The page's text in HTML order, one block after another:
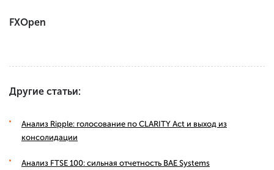
FXOpen
Другие статьи:
Анализ Ripple: голосование по CLARITY Act и выход из
консолидации
Анализ FTSE 100: сильная отчетность BAE Systems